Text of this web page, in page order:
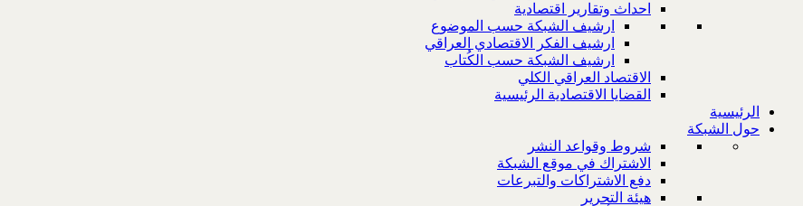
احداث وتقارير اقتصادية
ارشيف الشبكة حسب الموضوع
ارشيف الفكر الاقتصادي العراقي
ارشيف الشبكة حسب الكُتاب
الاقتصاد العراقي الكلي
القضايا الاقتصادية الرئيسية
الرئيسية
حول الشبكة
شروط وقواعد النشر
الاشتراك في موقع الشبكة
دفع الاشتراكات والتبرعات
هيئة التحرير